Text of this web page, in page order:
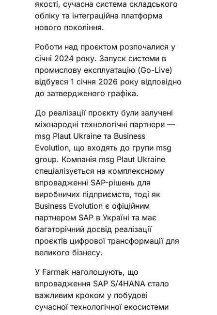
якості, сучасна система складського
обліку та інтеграційна платформа
нового покоління.
Роботи над проєктом розпочалися у
січні 2024 року. Запуск системи в
промислову експлуатацію (Go-Live)
відбувся 1 січня 2026 року відповідно
до затвердженого графіка.
До реалізації проєкту були залучені
міжнародні технологічні партнери —
msg Plaut Ukraine та Business
Evolution, що входять до групи msg
group. Компанія msg Plaut Ukraine
спеціалізується на комплексному
впровадженні SAP-рішень для
виробничих підприємств, тоді як
Business Evolution є офіційним
партнером SAP в Україні та має
багаторічний досвід реалізації
проєктів цифрової трансформації для
великого бізнесу.
У Farmak наголошують, що
впровадження SAP S/4HANA стало
важливим кроком у побудові
сучасної технологічної екосистеми